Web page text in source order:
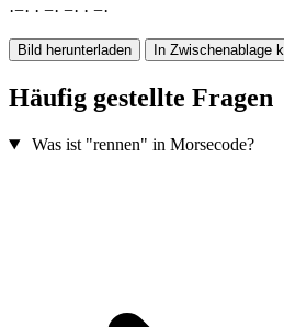
·−· · −· −· · −·
Bild herunterladen In Zwischenablage
Häufig gestellte Fragen
Was ist "rennen" in Morsecode?